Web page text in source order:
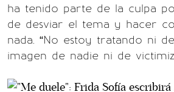
ha tenido parte de la culpa
de desviar el tema y hacer
nada. “No estoy tratando ni
imagen de nadie ni de